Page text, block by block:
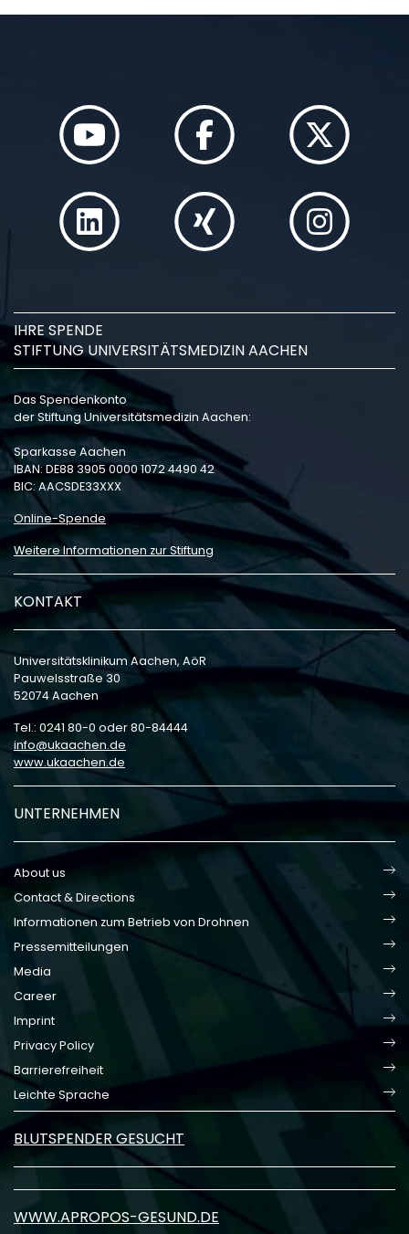
IHRE SPENDE
STIFTUNG UNIVERSITÄTSMEDIZIN AACHEN
Das Spendenkonto
der Stiftung Universitätsmedizin Aachen:
Sparkasse Aachen
IBAN: DE88 3905 0000 1072 4490 42
BIC: AACSDE33XXX
Online-Spende
Weitere Informationen zur Stiftung
KONTAKT
Universitätsklinikum Aachen, AöR
Pauwelsstraße 30
52074 Aachen
Tel.: 0241 80-0 oder 80-84444
info
ukaachen de
www.ukaachen.de
UNTERNEHMEN
About us
Contact & Directions
Informationen zum Betrieb von Drohnen
Pressemitteilungen
Media
Career
Imprint
Privacy Policy
Barrierefreiheit
Leichte Sprache
BLUTSPENDER GESUCHT
WWW.APROPOS-GESUND.DE